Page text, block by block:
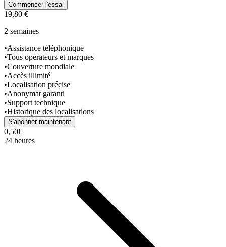
Commencer l'essai
19,80 €
2 semaines
•Assistance téléphonique
•Tous opérateurs et marques
•Couverture mondiale
•Accès illimité
•Localisation précise
•Anonymat garanti
•Support technique
•Historique des localisations
S'abonner maintenant
0,50€
24 heures